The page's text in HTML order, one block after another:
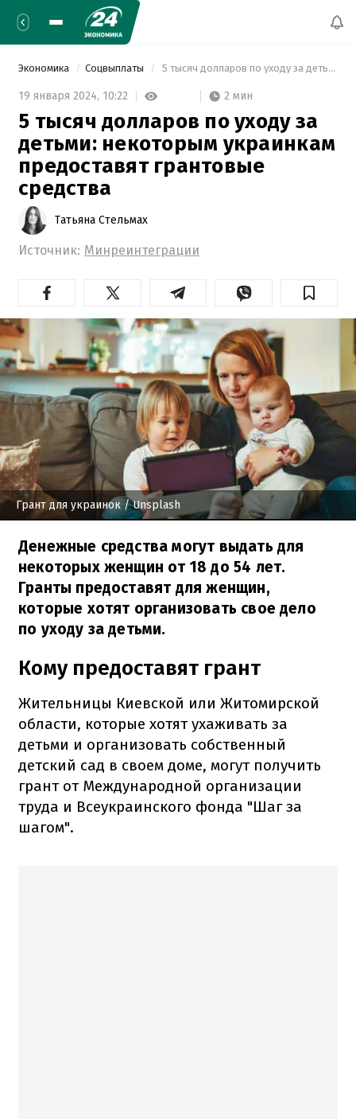
Экономика Соцвыплаты 5 тысяч долларов по уходу за детьми: некоторым украинкам предоставят грантовые средства
19 января 2024, 10:22 2 мин
5 тысяч долларов по уходу за
детьми: некоторым украинкам
предоставят грантовые
средства
Татьяна Стельмах
Источник: Минреинтеграции
Грант для украинок/ Unsplash
Денежные средства могут выдать для
некоторых женщин от 18 до 54 лет.
Гранты предоставят для женщин,
которые хотят организовать свое дело
по уходу за детьми.
Кому предоставят грант
Жительницы Киевской или Житомирской
области, которые хотят ухаживать за
детьми и организовать собственный
детский сад в своем доме, могут получить
грант от Международной организации
труда и Всеукраинского фонда "Шаг за
шагом".